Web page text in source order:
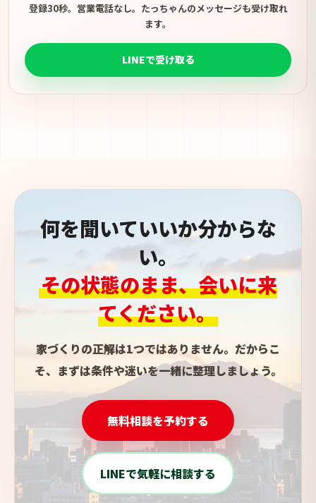
登録30秒。営業電話なし。たっちゃんのメッセージも受け取れ
ます。
LINEで受け取る
何を聞いていいか分からな
い。
その状態のまま、会いに来
てください。
家づくりの正解は1つではありません。だからこ
そ、まずは条件や迷いを一緒に整理しましょう。
無料相談を予約する
LINEで気軽に相談する